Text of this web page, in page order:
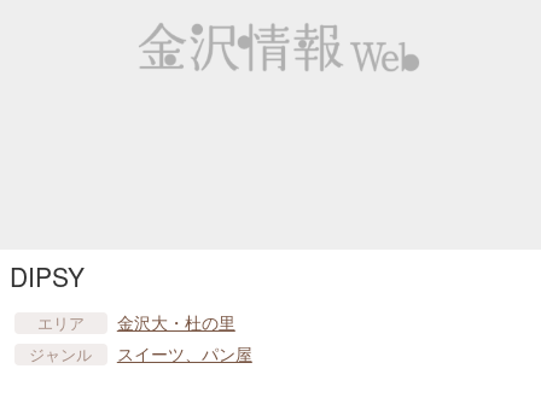
DIPSY
エリア 金沢大・杜の里
ジャンル スイーツ、パン屋